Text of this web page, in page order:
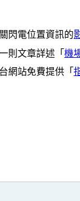
閃電位置資訊的
則文章詳述「機
網站免費提供「